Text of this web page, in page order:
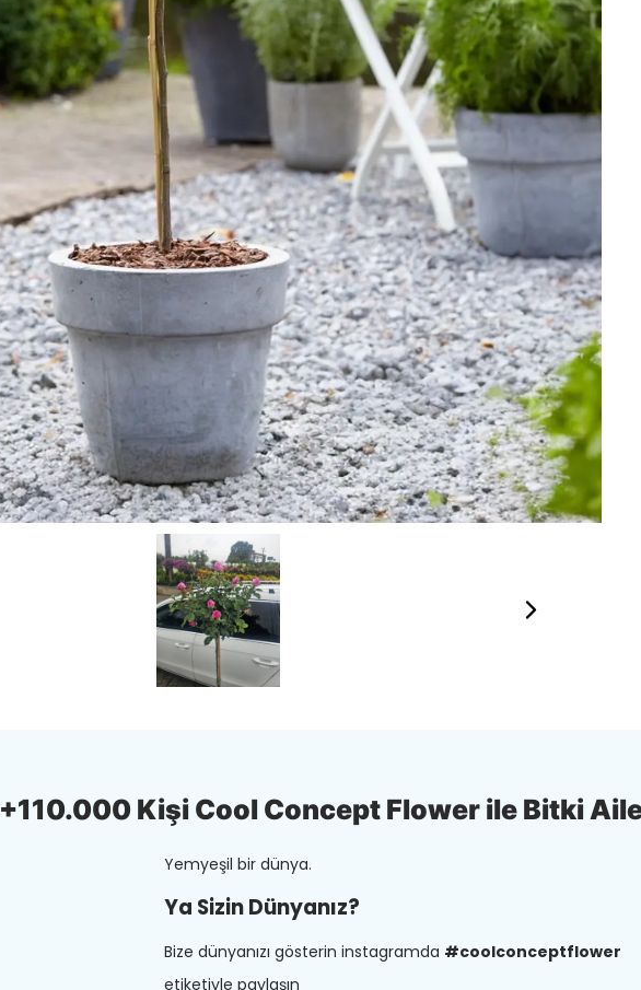
+110.000 Kişi Cool Concept Flower ile Bitki
Yemyeşil bir dünya.
Ya Sizin Dünyanız?
Bize dünyanızı gösterin instagramda #coolconceptflower
etiketiyle paylaşın